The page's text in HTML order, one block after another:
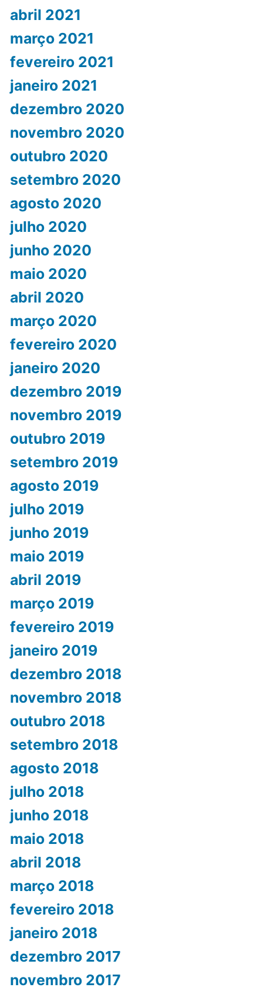
abril 2021
março 2021
fevereiro 2021
janeiro 2021
dezembro 2020
novembro 2020
outubro 2020
setembro 2020
agosto 2020
julho 2020
junho 2020
maio 2020
abril 2020
março 2020
fevereiro 2020
janeiro 2020
dezembro 2019
novembro 2019
outubro 2019
setembro 2019
agosto 2019
julho 2019
junho 2019
maio 2019
abril 2019
março 2019
fevereiro 2019
janeiro 2019
dezembro 2018
novembro 2018
outubro 2018
setembro 2018
agosto 2018
julho 2018
junho 2018
maio 2018
abril 2018
março 2018
fevereiro 2018
janeiro 2018
dezembro 2017
novembro 2017